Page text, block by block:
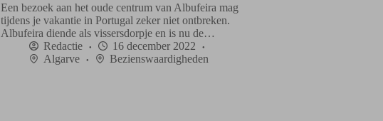
Een bezoek aan het oude centrum van Albufeira mag
tijdens je vakantie in Portugal zeker niet ontbreken.
Albufeira diende als vissersdorpje en is nu de…
Redactie
16 december 2022
Algarve
Bezienswaardigheden